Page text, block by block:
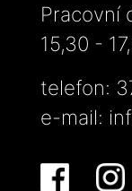
Pracovní
15,30 -
telefon:
e-mail: